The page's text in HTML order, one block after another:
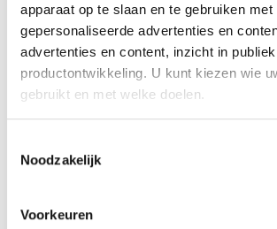
apparaat op te slaan en te gebruiken met
gepersonaliseerde advertenties en
advertenties en content, inzicht in
productontwikkeling. U kunt kiezen wie
gebruikt en met welke doelen.
Informatie verzamelen over uw
Uw apparaat identificeren door
scannen op specifieke
Noodzakelijk
Voorkeuren
9 april 2026
Vakbonden: rijksambtenaren
april opnieuw 24 uur lang